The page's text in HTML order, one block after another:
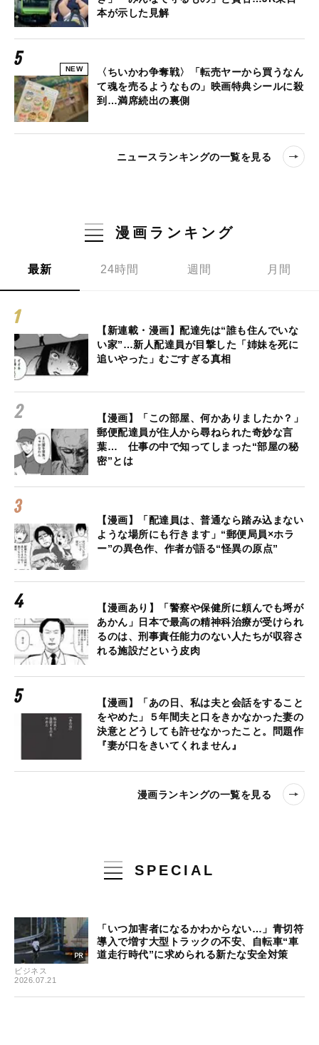
本が示した見解
NEW
〈ちいかわ争奪戦〉「転売ヤーから買うなん
て魂を売るようなもの」映画特典シールに殺
到…満席続出の裏側
ニュースランキングの一覧を見る
漫画ランキング
最新 24時間 週間 月間
【新連載・漫画】配達先は“誰も住んでいな
い家”…新人配達員が目撃した「姉妹を死に
追いやった」むごすぎる真相
【漫画】「この部屋、何かありましたか？」
郵便配達員が住人から尋ねられた奇妙な言
葉… 仕事の中で知ってしまった“部屋の秘
密”とは
【漫画】「配達員は、普通なら踏み込まない
ような場所にも行きます」“郵便局員×ホラ
ー”の異色作、作者が語る“怪異の原点”
【漫画あり】「警察や保健所に頼んでも埒が
あかん」日本で最高の精神科治療が受けられ
るのは、刑事責任能力のない人たちが収容さ
れる施設だという皮肉
【漫画】「あの日、私は夫と会話をすること
をやめた」５年間夫と口をきかなかった妻の
決意とどうしても許せなかったこと。問題作
『妻が口をきいてくれません』
漫画ランキングの一覧を見る
SPECIAL
ビジネス
2026.07.21
「いつ加害者になるかわからない…」青切符
導入で増す大型トラックの不安、自転車“車
道走行時代”に求められる新たな安全対策